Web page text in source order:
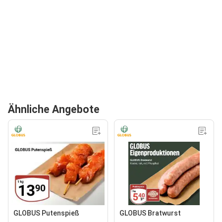
Ähnliche Angebote
GLOBUS Putenspieß GLOBUS Bratwurst